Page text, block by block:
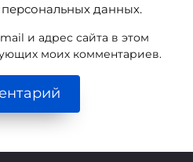
данных.
и адрес сайта в этом
моих комментариев.